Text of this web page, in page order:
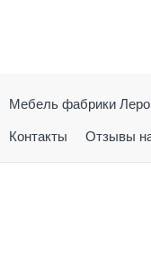
Мебель фабрики
Контакты Отзывы